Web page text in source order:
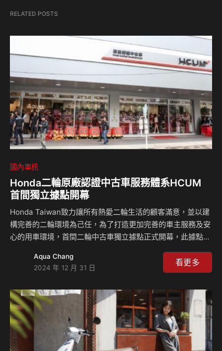
RELATED POSTS
國內車訊
Honda二輪原廠認證中古車服務體系HCUM
首間獨立據點開幕
Honda Taiwan致力讓所有熱愛二輪生活的顧客滿意，並以建
構完善的二輪環境為己任，為了打造更加完善的車主服務及安
心的用車環境，首間二輪中古車獨立據點正式開幕，此據點的
位顧客皆能安心選購心儀的車款。 HCUM / Honda Certified
Used Motorcycle將以「原廠認證」、「原廠整備」、「原廠
供喜愛二輪的顧客更多購車選擇。首間二輪中古車獨立據點除
了提供各式熱門車款，滿足不同消費者的需求之外，且所有販
售車輛均經過Honda專業技師的全面檢測，並提供完善的售後
服務，…
Aqua Chang
2024 年 12 月 31 日
看更多